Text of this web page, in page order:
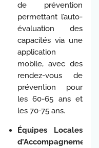
de prévention
permettant l’auto-
évaluation des
capacités via une
application
mobile, avec des
rendez-vous de
prévention pour
les 60-65 ans et
les 70-75 ans.
Équipes Locales
d’Accompagnement